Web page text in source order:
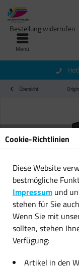
Menü
Bestellung widerrufen
Übersicht
Original
Optra C
Cookie-Richtlinien
Diese Website
bestmögliche
Impressum und
stehen für Sie
Wenn Sie mit
sollten, stehen
Verfügung:
Artikel in den